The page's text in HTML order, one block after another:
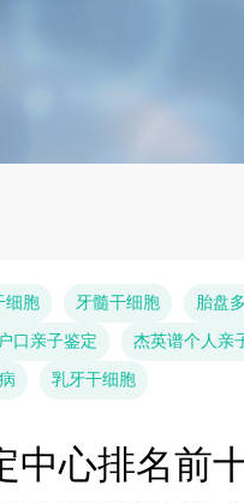
细胞 牙髓干细胞 胎盘
口亲子鉴定 杰英谱个人亲
乳牙干细胞
中心排名前